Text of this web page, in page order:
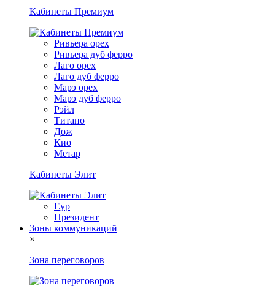
Кабинеты Премиум
Ривьера орех
Ривьера дуб ферро
Лаго орех
Лаго дуб ферро
Марэ орех
Марэ дуб ферро
Рэйл
Титано
Дож
Кио
Метар
Кабинеты Элит
Еур
Президент
Зоны коммуникаций
×
Зона переговоров